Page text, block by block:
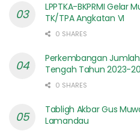
LPPTKA-BKPRMI Gelar
TK/TPA Angkatan VI
0 SHARES
Perkembangan
Tengah Tahun 2023-
0 SHARES
Tabligh Akbar Gus
Lamandau